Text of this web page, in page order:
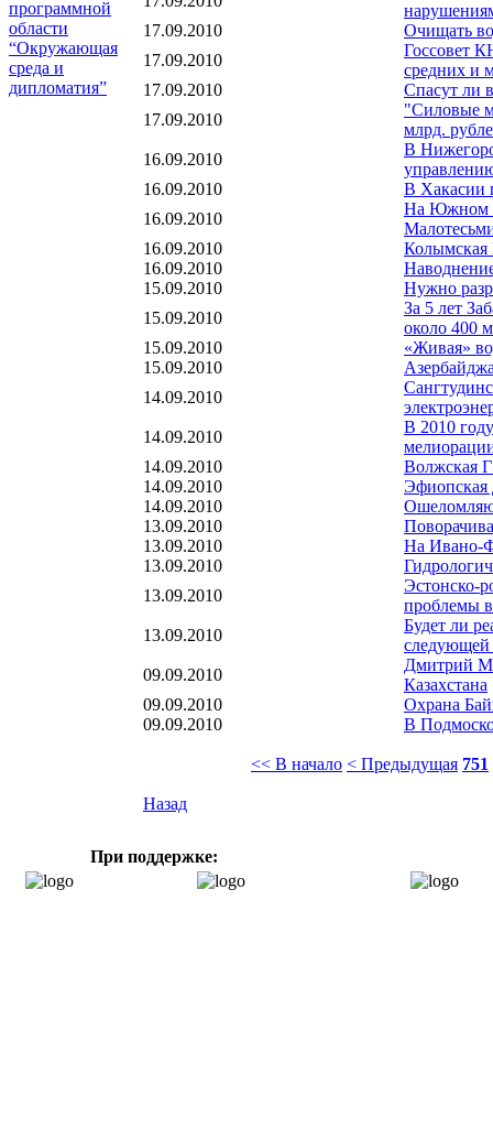
программной
области
“Окружающая
среда и
дипломатия”
17.09.2010
Очищать
17.09.2010
Госсовет
средних и
17.09.2010
Спасут ли
17.09.2010
"Силовые
млрд.
16.09.2010
В
16.09.2010
В Хакасии
16.09.2010
На Южном
16.09.2010
Колымская
16.09.2010
15.09.2010
Нужно
15.09.2010
За 5 лет
около 400
15.09.2010
«Живая»
15.09.2010
14.09.2010
14.09.2010
В 2010
14.09.2010
Волжская
14.09.2010
Эфиопская
14.09.2010
13.09.2010
13.09.2010
На Ивано-
13.09.2010
13.09.2010
Эстонско-
проблемы
13.09.2010
Будет ли
следующей
09.09.2010
Дмитрий
Казахстана
09.09.2010
Охрана
09.09.2010
В
<< В начало < Предыдущая 751
Назад
При поддержке: